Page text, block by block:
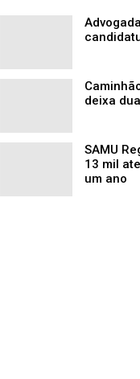
deixa
SAMU
13 mil
um ano